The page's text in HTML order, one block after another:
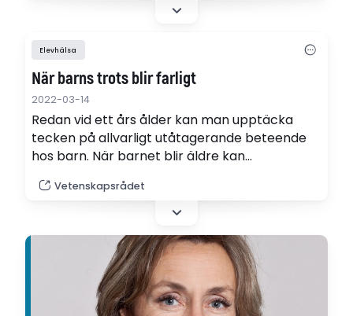
folkhälsovetenskap vid Göteborgs universitet.
Elevhälsa
När barns trots blir farligt
2022-03-14
Redan vid ett års ålder kan man upptäcka
tecken på allvarligt utåtagerande beteende
hos barn. När barnet blir äldre kan
tidiga insatser har man en chans att vända
Vetenskapsrådet